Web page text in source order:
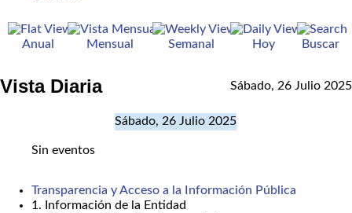
Anual Mensual Semanal Hoy Buscar
Vista Diaria Sábado, 26 Julio 2025
Sábado, 26 Julio 2025
Sin eventos
Transparencia y Acceso a la Información Pública
1. Información de la Entidad